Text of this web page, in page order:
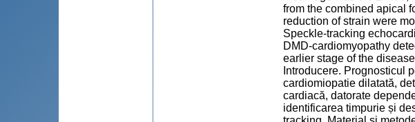
from the combined apical
reduction of strain were
Speckle-tracking
DMD-cardiomyopathy
earlier stage of the
Introducere. Prognosticul
cardiomiopatie dilatată,
cardiacă, datorate
identificarea timpurie și